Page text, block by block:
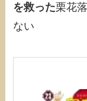
を救った栗花
ない